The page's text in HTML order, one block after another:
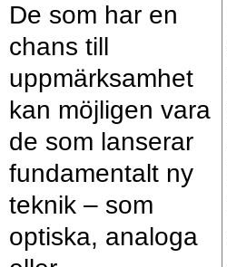
De som har en
chans till
uppmärksamhet
kan möjligen vara
de som lanserar
fundamentalt ny
teknik – som
optiska, analoga